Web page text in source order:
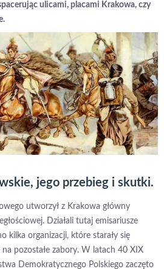
ulicami, placami Krakowa, czy
jego przebieg i skutki.
utworzył z Krakowa główny
Działali tutaj emisariusze
kilka organizacji, które starały się
na pozostałe zabory. W latach 40 XIX
Demokratycznego Polskiego zaczęto